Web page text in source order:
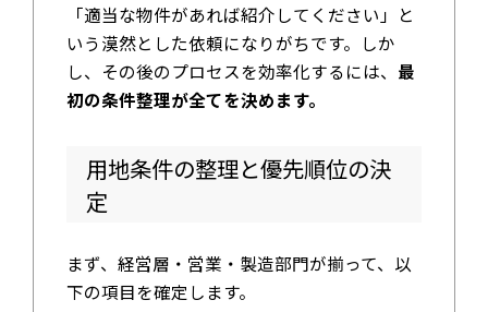
「適当な物件があれば紹介してください」と
いう漠然とした依頼になりがちです。しか
し、その後のプロセスを効率化するには、 最
初の条件整理が全てを決めます。
用地条件の整理と優先順位の決
定
まず、経営層・営業・製造部門が揃って、以
下の項目を確定します。